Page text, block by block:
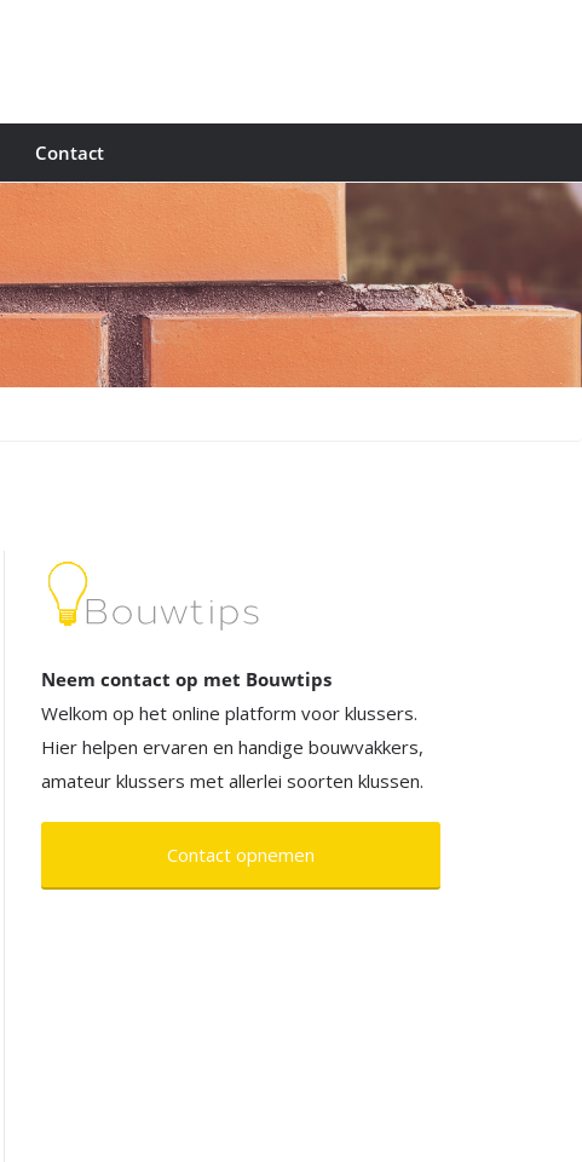
Contact
Neem contact op met Bouwtips
Welkom op het online platform voor klussers.
Hier helpen ervaren en handige bouwvakkers,
amateur klussers met allerlei soorten klussen.
Contact opnemen